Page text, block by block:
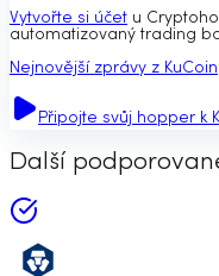
Vytvořte si účet u
automatizovaný trading
Nejnovější zprávy z KuCoin
Připojte svůj hopper k
Další